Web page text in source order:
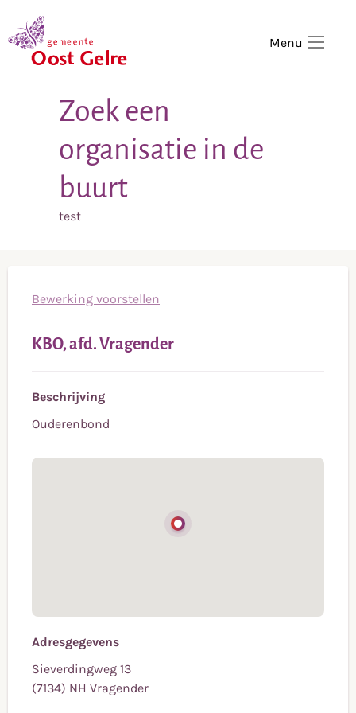
Menu
Zoek een
organisatie in de
buurt
test
Bewerking voorstellen
KBO, afd. Vragender
Beschrijving
Ouderenbond
Adresgegevens
Sieverdingweg 13
(7134) NH Vragender